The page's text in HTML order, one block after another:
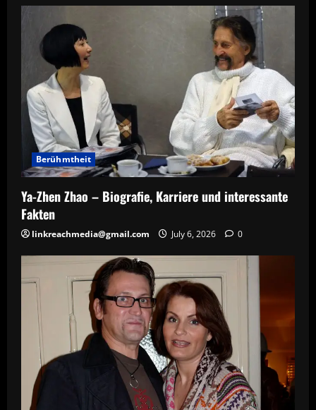
Berühmtheit
Ya-Zhen Zhao – Biografie, Karriere und interessante
Fakten
linkreachmedia@gmail.com July 6, 2026 0